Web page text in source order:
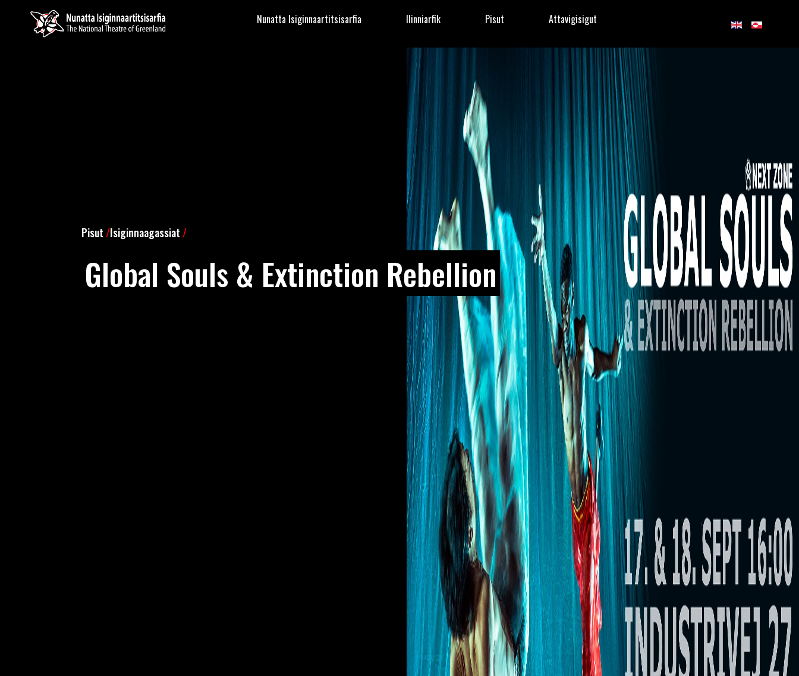
Nunatta Isiginnaartitsisarfia Ilinniarfik Pisut Attavigisigut
Pisut /Isiginnaagassiat /
Global Souls & Extinction Rebellion